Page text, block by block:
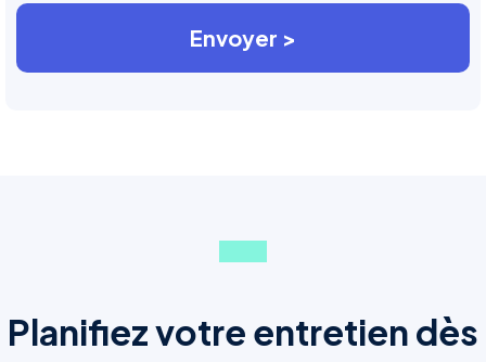
Planifiez votre entretien dès